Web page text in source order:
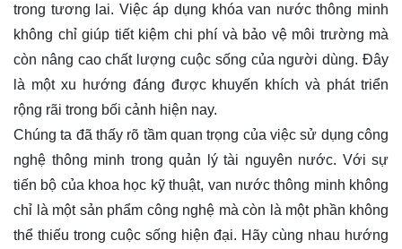
trong tương lai. Việc áp dụng khóa van nước thông minh
không chỉ giúp tiết kiệm chi phí và bảo vệ môi trường mà
còn nâng cao chất lượng cuộc sống của người dùng. Đây
là một xu hướng đáng được khuyến khích và phát triển
rộng rãi trong bối cảnh hiện nay.
Chúng ta đã thấy rõ tầm quan trọng của việc sử dụng công
nghệ thông minh trong quản lý tài nguyên nước. Với sự
tiến bộ của khoa học kỹ thuật, van nước thông minh không
chỉ là một sản phẩm công nghệ mà còn là một phần không
thể thiếu trong cuộc sống hiện đại. Hãy cùng nhau hướng